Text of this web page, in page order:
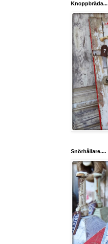
Knoppbräda...
Snörhållare....